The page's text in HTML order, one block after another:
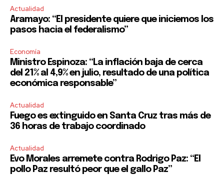
Actualidad
Aramayo: “El presidente quiere que iniciemos los
pasos hacia el federalismo”
Economía
Ministro Espinoza: “La inflación baja de cerca
del 21% al 4,9% en julio, resultado de una política
económica responsable”
Actualidad
Fuego es extinguido en Santa Cruz tras más de
36 horas de trabajo coordinado
Actualidad
Evo Morales arremete contra Rodrigo Paz: “El
pollo Paz resultó peor que el gallo Paz”